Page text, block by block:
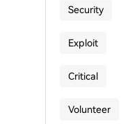
Security
Exploit
Critical
Volunteer